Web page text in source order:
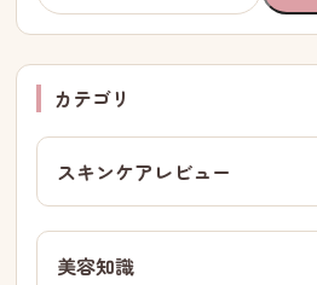
索:
カテゴリ
スキンケアレビュー
美容知識